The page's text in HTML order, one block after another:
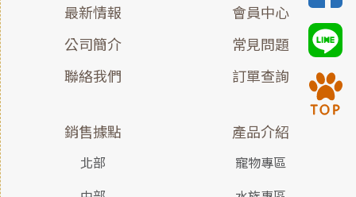
最新情報
公司簡介
聯絡我們
會員中心
常見問題
訂單查詢
銷售據點
北部
產品介紹
寵物專區